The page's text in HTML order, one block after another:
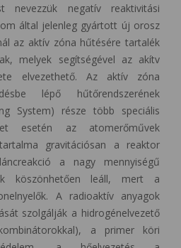
negatív reaktivitási
által jelenleg gyártott új orosz
az aktív zóna hűtésére tartalék
melyek segítségével az akítv
elvezethető. Az aktív zóna
lépő hűtőrendszerének
System) része több speciális
esetén az atomerőművek
gravitációsan a reaktor
a nagy mennyiségű
köszönhetően leáll, mert a
A radioaktív anyagok
szolgálják a hidrogénelvezető
a primer köri